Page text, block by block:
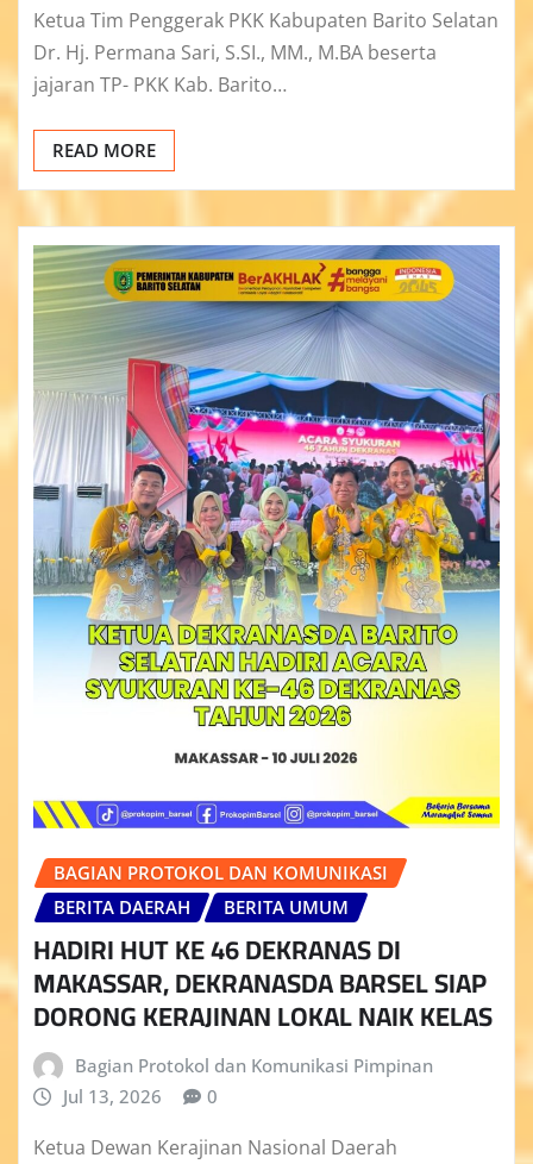
Ketua Tim Penggerak PKK Kabupaten Barito Selatan
Dr. Hj. Permana Sari, S.SI., MM., M.BA beserta
jajaran TP- PKK Kab. Barito…
READ MORE
BAGIAN PROTOKOL DAN KOMUNIKASI
BERITA DAERAH
BERITA UMUM
HADIRI HUT KE 46 DEKRANAS DI
MAKASSAR, DEKRANASDA BARSEL SIAP
DORONG KERAJINAN LOKAL NAIK KELAS
Bagian Protokol dan Komunikasi Pimpinan
Jul 13, 2026
0
Ketua Dewan Kerajinan Nasional Daerah